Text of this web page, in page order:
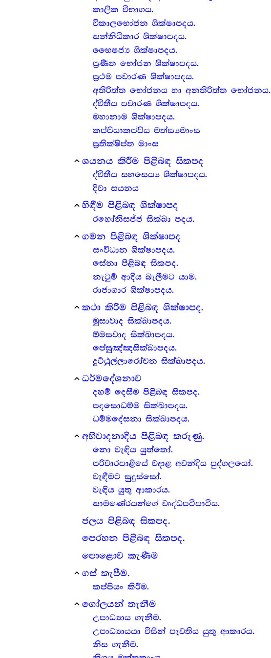
කාලික විභාගය.
විකාලභෝජන ශික්ෂාපදය.
සන්නිධිකාර ශික්ෂාපදය.
භෛෂජ්‍ය ශික්ෂාපදය.
ප්‍ර‍ණීත භෝජන ශික්ෂාපදය.
ප්‍ර‍ථම පවාරණ ශික්ෂාපදය.
අතිරිත්ත භෝජනය හා අනතිරිත්ත භෝජනය.
ද්විතීය පවාරණ ශික්ෂාපදය.
මහානාම ශික්ෂාපදය.
කප්පියාකප්පිය මත්ස්‍යමාංස
ප්‍ර‍තික්ෂිප්ත මාංස
expand_less ශයනය කිරීම පිළිබඳ සිකපද
ද්විතීය සහසෙය්‍ය ශික්ෂාපදය.
දිවා සයනය
expand_less හිඳීම පිළිබඳ ශික්ෂාපද
රහෝනිසජ්ජ සික්ඛා පදය.
expand_less ගමන පිළිබඳ ශික්ෂාපද
සංවිධාන ශික්ෂාපදය.
සේනා පිළිබඳ සිකපද.
නැටුම් ආදිය බැලීමට යාම.
රාජාගාර ශික්ෂාපදය.
expand_less කථා කිරීම පිළිබඳ ශික්ෂාපද.
මුසාවාද සික්ඛාපදය.
ඕමසවාද සික්ඛාපදය.
පේසුඤ්ඤසික්ඛාපදය.
දුට්ඨුල්ලාරෝචන සික්ඛාපදය.
expand_less ධර්මදේශනාව
දහම් දෙසීම පිළිබඳ සිකපද.
පදසොධම්ම සික්ඛාපදය.
ධම්මදේසනා සික්ඛාපදය.
expand_less අභිවාදනාදිය පිළිබඳ කරුණු.
නො වැඳිය යුත්තෝ.
පරිවාරපාළියේ වදාළ අවන්දිය පුද්ගලයෝ.
වැඳීමට සුදුස්සෝ.
වැඳිය යුතු ආකාරය.
සාමණේරයන්ගේ වෘද්ධපටිපාටිය.
ජලය පිළිබඳ සිකපද.
පෙරහන පිළිබඳ සිකපද.
පොළොව කැණීම
expand_less ගස් කැපීම.
කප්පියං කිරීම.
expand_less ගෝලයන් තැනීම
උපාධ්‍යාය ගැනීම.
උපාධ්‍යායයා විසින් පැවතිය යුතු ආකාරය.
නිස ගැනීම.